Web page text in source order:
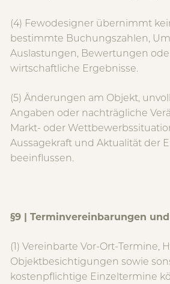
(4) Fewodesigner übernimmt
bestimmte Buchungszahlen,
Auslastungen, Bewertungen
wirtschaftliche Ergebnisse.
(5) Änderungen am Objekt,
Angaben oder nachträgliche
Markt- oder
Aussagekraft und Aktualität der
beeinflussen.
§9 | Terminvereinbarungen
(1) Vereinbarte Vor-Ort-Termine,
Objektbesichtigungen sowie
kostenpflichtige Einzeltermine